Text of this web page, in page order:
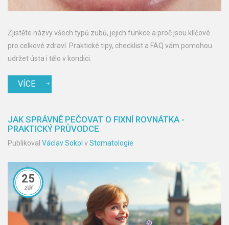
Zjistěte názvy všech typů zubů, jejich funkce a proč jsou klíčové
pro celkové zdraví. Praktické tipy, checklist a FAQ vám pomohou
udržet ústa i tělo v kondici.
VÍCE
JAK SPRÁVNĚ PEČOVAT O FIXNÍ ROVNÁTKA -
PRAKTICKÝ PRŮVODCE
Publikoval Václav Sokol vStomatologie
25
zář